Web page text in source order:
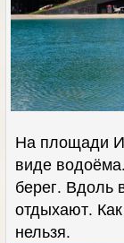
На площади
виде
берег. Вдоль
отдыхают.
нельзя.